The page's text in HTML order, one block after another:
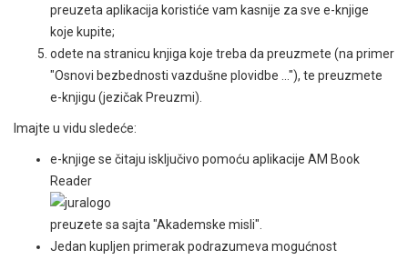
preuzeta aplikacija koristiće vam kasnije za sve e-knjige
koje kupite;
odete na stranicu knjiga koje treba da preuzmete (na primer
"Osnovi bezbednosti vazdušne plovidbe ..."), te preuzmete
e-knjigu (jezičak Preuzmi).
Imajte u vidu sledeće:
e-knjige se čitaju isključivo pomoću aplikacije AM Book
Reader
preuzete sa sajta "Akademske misli".
Jedan kupljen primerak podrazumeva mogućnost